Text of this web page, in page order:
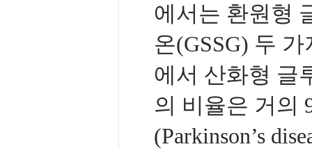
에서는 환원형
온(GSSG) 두
에서 산화형 글
의 비율은 거의
(Parkinson’s